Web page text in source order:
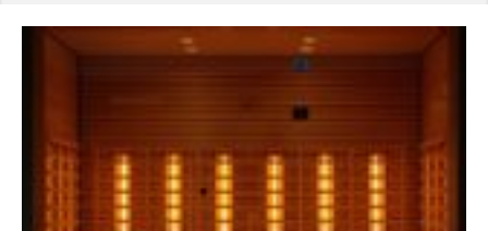
er en luksuriøs form for camping, der henvender sig